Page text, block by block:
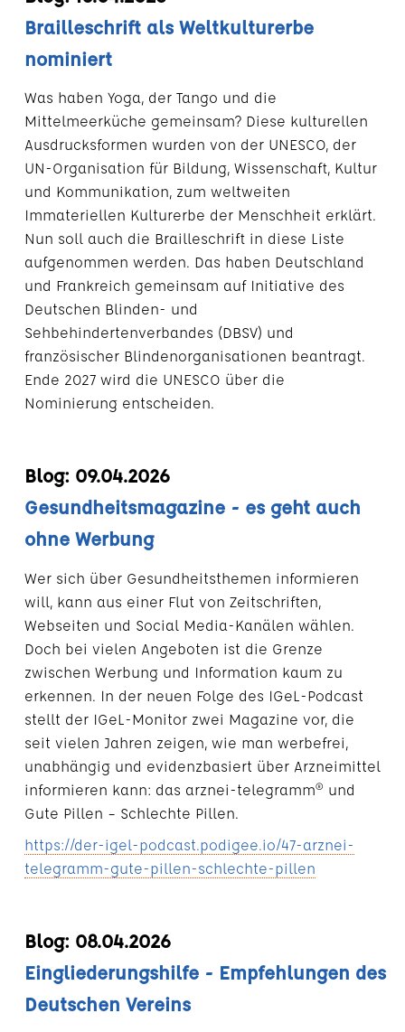
Brailleschrift als Weltkulturerbe
nominiert
Was haben Yoga, der Tango und die
Mittelmeerküche gemeinsam? Diese kulturellen
Ausdrucksformen wurden von der UNESCO, der
UN-Organisation für Bildung, Wissenschaft, Kultur
und Kommunikation, zum weltweiten
Immateriellen Kulturerbe der Menschheit erklärt.
Nun soll auch die Brailleschrift in diese Liste
aufgenommen werden. Das haben Deutschland
und Frankreich gemeinsam auf Initiative des
Deutschen Blinden- und
Sehbehindertenverbandes (DBSV) und
französischer Blindenorganisationen beantragt.
Ende 2027 wird die UNESCO über die
Nominierung entscheiden.
Blog: 09.04.2026
Gesundheitsmagazine - es geht auch
ohne Werbung
Wer sich über Gesundheitsthemen informieren
will, kann aus einer Flut von Zeitschriften,
Webseiten und Social Media-Kanälen wählen.
Doch bei vielen Angeboten ist die Grenze
zwischen Werbung und Information kaum zu
erkennen. In der neuen Folge des IGeL-Podcast
stellt der IGeL-Monitor zwei Magazine vor, die
seit vielen Jahren zeigen, wie man werbefrei,
unabhängig und evidenzbasiert über Arzneimittel
informieren kann: das arznei-telegramm® und
Gute Pillen – Schlechte Pillen.
https://der-igel-podcast.podigee.io/47-arznei-
telegramm-gute-pillen-schlechte-pillen
Blog: 08.04.2026
Eingliederungshilfe - Empfehlungen des
Deutschen Vereins